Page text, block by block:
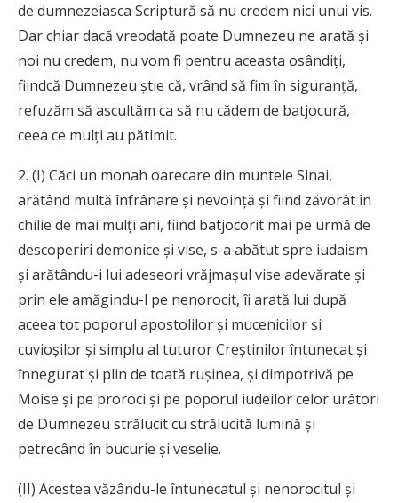
de dumnezeiasca Scriptură să nu credem nici unui vis.
Dar chiar dacă vreodată poate Dumnezeu ne arată și
noi nu credem, nu vom fi pentru aceasta osândiți,
fiindcă Dumnezeu știe că, vrând să fim în siguranță,
refuzăm să ascultăm ca să nu cădem de batjocură,
ceea ce mulți au pătimit.
2. (I) Căci un monah oarecare din muntele Sinai,
arătând multă înfrânare și nevoință și fiind zăvorât în
chilie de mai mulți ani, fiind batjocorit mai pe urmă de
descoperiri demonice și vise, s-a abătut spre iudaism
și arătându-i lui adeseori vrăjmașul vise adevărate și
prin ele amăgindu-l pe nenorocit, îi arată lui după
aceea tot poporul apostolilor și mucenicilor și
cuvioșilor și simplu al tuturor Creștinilor întunecat și
înnegurat și plin de toată rușinea, și dimpotrivă pe
Moise și pe proroci și pe poporul iudeilor celor urâtori
de Dumnezeu strălucit cu strălucită lumină și
petrecând în bucurie și veselie.
(II) Acestea văzându-le întunecatul și nenorocitul și